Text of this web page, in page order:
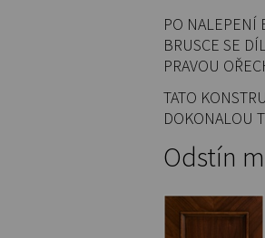
PO NALEPENÍ
BRUSCE SE
PRAVOU
TATO
DOKONALOU
Odstín